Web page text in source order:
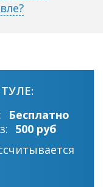
Бесплатно
500 руб